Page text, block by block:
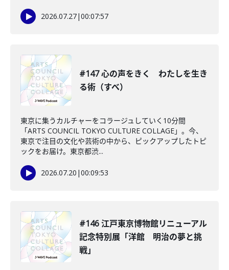
2026.07.27|00:07:57
#147 心の声をきく わたしを生き
る術（すべ）
東京に集うカルチャーをコラージュしていく10分間
「ARTS COUNCIL TOKYO CULTURE COLLAGE」。今、
東京で注目の文化や芸術の中から、ピックアップしたトピ
ックをお届け。東京都渋...
2026.07.20 |00:09:53
#146 江戸東京博物館リニューアル
記念特別展「洋館 明治の夢と挑
戦」